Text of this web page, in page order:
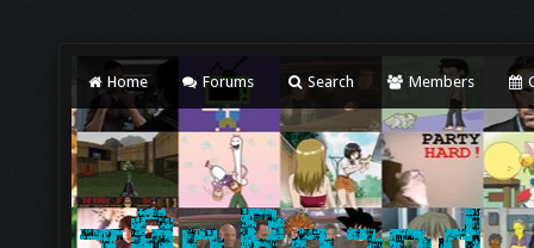
Home Forums Search Members